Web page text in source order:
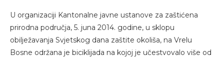
U organizaciji Kantonalne javne ustanove za zaštićena
prirodna područja, 5. juna 2014. godine, u sklopu
obilježavanja Svjetskog dana zaštite okoliša, na Vrelu
Bosne održana je biciklijada na kojoj je učestvovalo više od